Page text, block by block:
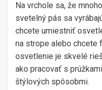
Na vrchole sa, že
svetelný pás sa
chcete umiestniť
na strope alebo chcete
osvetlenie je skvelé
ako pracovať s
štýlových spôsobmi.